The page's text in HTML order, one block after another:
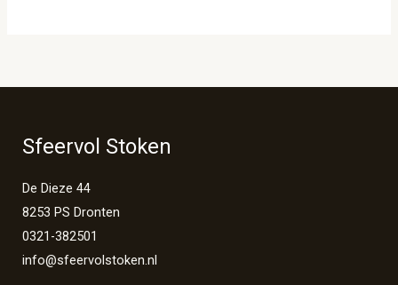
Sfeervol Stoken
De Dieze 44
8253 PS Dronten
0321-382501
info@sfeervolstoken.nl